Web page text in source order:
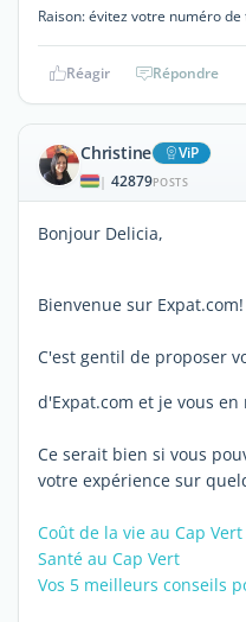
Raison: évitez votre numéro
Réagir Répondre
Christine ViP
| 42879POSTS
Bonjour Delicia,
Bienvenue sur Expat.com!
C'est gentil de proposer
d'Expat.com et je vous en
Ce serait bien si vous
votre expérience sur
Coût de la vie au Cap Vert
Santé au Cap Vert
Vos 5 meilleurs conseils